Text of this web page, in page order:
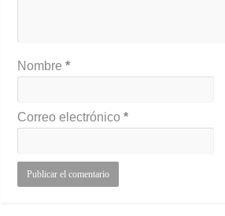
Nombre*
Correo electrónico*